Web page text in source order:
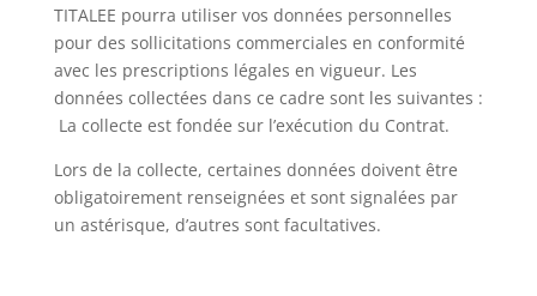
TITALEE pourra utiliser vos données personnelles
pour des sollicitations commerciales en conformité
avec les prescriptions légales en vigueur. Les
données collectées dans ce cadre sont les suivantes :
La collecte est fondée sur l’exécution du Contrat.
Lors de la collecte, certaines données doivent être
obligatoirement renseignées et sont signalées par
un astérisque, d’autres sont facultatives.